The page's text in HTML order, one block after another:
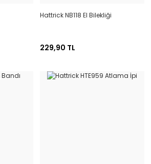
Hattrick NB118 El Bilekliği
229,90 TL